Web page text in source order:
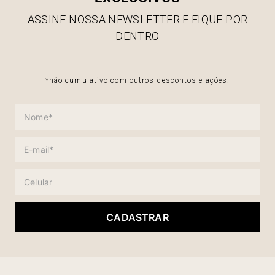
ASSINE NOSSA NEWSLETTER E FIQUE POR
DENTRO
*não cumulativo com outros descontos e ações.
CADASTRAR